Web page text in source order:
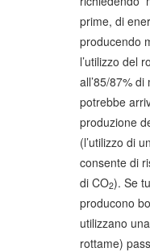
prime, di
producendo
l’utilizzo del
all’85/87%
potrebbe
produzione
(l’utilizzo di
consente di
di CO2). Se
producono
utilizzano
rottame)